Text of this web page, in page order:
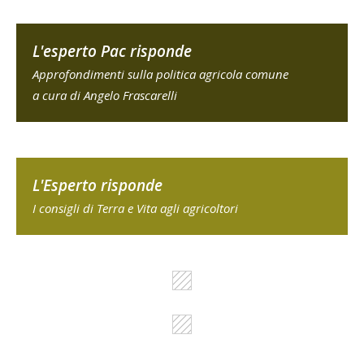
L'esperto Pac risponde
Approfondimenti sulla politica agricola comune
a cura di Angelo Frascarelli
L'Esperto risponde
I consigli di Terra e Vita agli agricoltori